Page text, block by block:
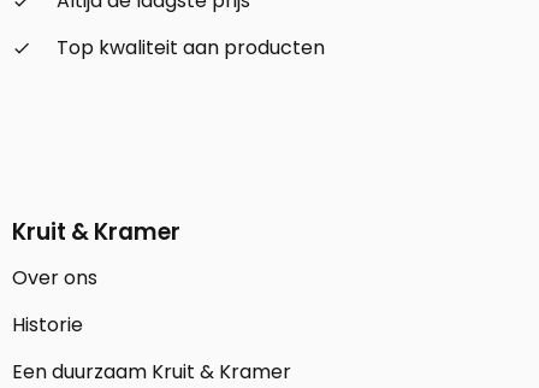
check_small
Top kwaliteit aan producten
Kruit & Kramer
Over ons
Historie
Een duurzaam Kruit & Kramer